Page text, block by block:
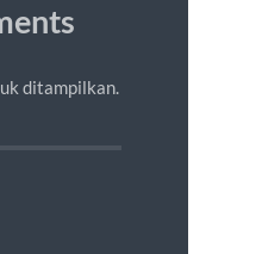
ditampilkan.